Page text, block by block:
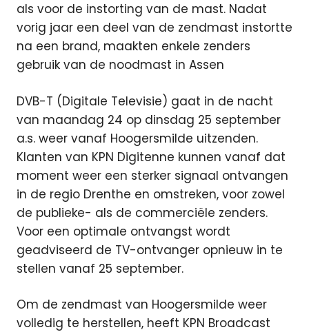
als voor de instorting van de mast. Nadat
vorig jaar een deel van de zendmast instortte
na een brand, maakten enkele zenders
gebruik van de noodmast in Assen
DVB-T (Digitale Televisie) gaat in de nacht
van maandag 24 op dinsdag 25 september
a.s. weer vanaf Hoogersmilde uitzenden.
Klanten van KPN Digitenne kunnen vanaf dat
moment weer een sterker signaal ontvangen
in de regio Drenthe en omstreken, voor zowel
de publieke- als de commerciële zenders.
Voor een optimale ontvangst wordt
geadviseerd de TV-ontvanger opnieuw in te
stellen vanaf 25 september.
Om de zendmast van Hoogersmilde weer
volledig te herstellen, heeft KPN Broadcast